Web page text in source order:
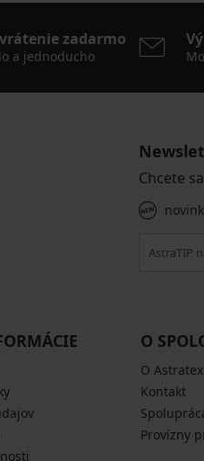
zadarmo
a jednoducho
Chcete
O
O
Kontakt
Provízny